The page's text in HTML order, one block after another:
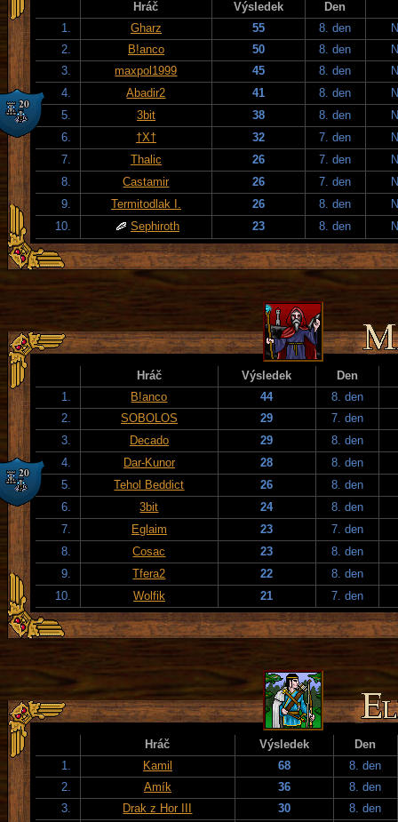
Hráč Výsledek
Den
1.
Gharz 55 8. den
2.
B!anco 50 8. den
3.
maxpol1999 45 8. den
4.
Abadir2 41 8. den
5.
3bit 38 8. den
6.
†X† 32 7. den
7.
Thalic 26 7. den
8.
Castamir 26 7. den
9.
Termitodlak I. 26 8. den
10.
Sephiroth 23 8. den
Hráč Výsledek
Den
1.
B!anco 44
8. den
2.
SOBOLOS 29
7. den
3.
Decado 29
8. den
4.
Dar-Kunor 28
8. den
5.
Tehol Beddict 26
8. den
6.
3bit 24
8. den
7.
Eglaim 23
7. den
8.
Cosac 23
8. den
9.
Tfera2 22
8. den
10.
Wolfik 21 7. den
Hráč Výsledek
Den
1.
Kamil 68
8. den
2.
Amík 36
8. den
3.
Drak z Hor III 30
8. den